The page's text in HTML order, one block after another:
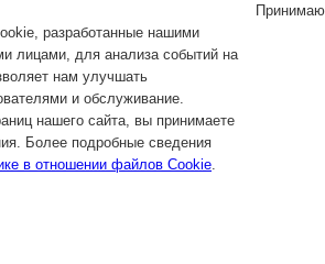
разработанные нашими
лицами, для анализа событий на
нам улучшать
и обслуживание.
нашего сайта, вы принимаете
Более подробные сведения
в отношении файлов Cookie.
Принимаю